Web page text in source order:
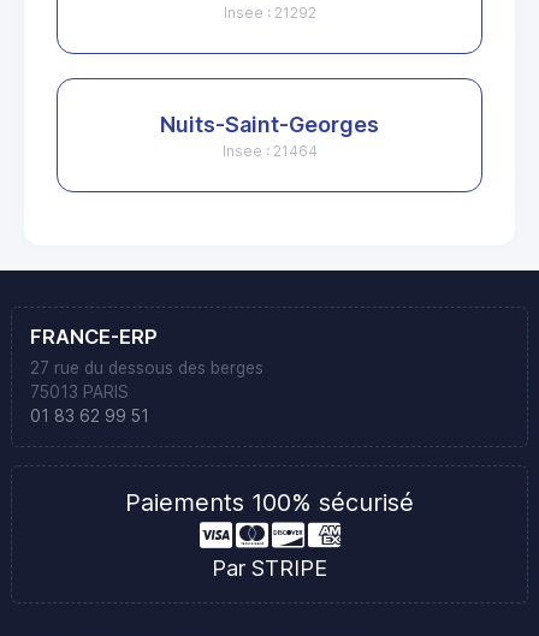
Insee : 21292
Nuits-Saint-Georges
Insee : 21464
FRANCE-ERP
27 rue du dessous des berges
75013 PARIS
01 83 62 99 51
Paiements 100% sécurisé
Par STRIPE